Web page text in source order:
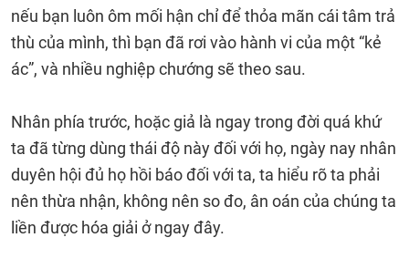
nếu bạn luôn ôm mối hận chỉ để thỏa mãn cái tâm trả
thù của mình, thì bạn đã rơi vào hành vi của một “kẻ
ác”, và nhiều nghiệp chướng sẽ theo sau.
Nhân phía trước, hoặc giả là ngay trong đời quá khứ
ta đã từng dùng thái độ này đối với họ, ngày nay nhân
duyên hội đủ họ hồi báo đối với ta, ta hiểu rõ ta phải
nên thừa nhận, không nên so đo, ân oán của chúng ta
liền được hóa giải ở ngay đây.